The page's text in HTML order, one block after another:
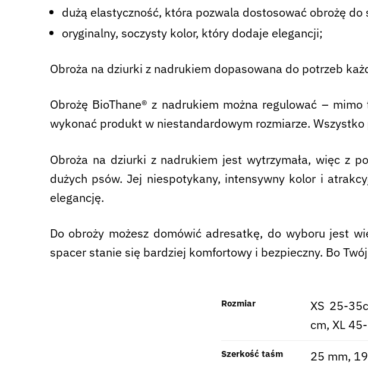
dużą elastyczność, która pozwala dostosować obrożę do
oryginalny, soczysty kolor, który dodaje elegancji;
Obroża na dziurki z nadrukiem dopasowana do potrzeb
Obrożę BioThane® z nadrukiem można regulować –
wykonać produkt w niestandardowym rozmiarze.
Obroża na dziurki z nadrukiem jest wytrzymała, więc z
dużych psów. Jej niespotykany, intensywny kolor i
elegancję.
Do obroży możesz domówić adresatkę, do wyboru jest
spacer stanie się bardziej komfortowy i bezpieczny. Bo
Rozmiar
XS 25-
cm, XL
Szerkość taśm 25 mm,